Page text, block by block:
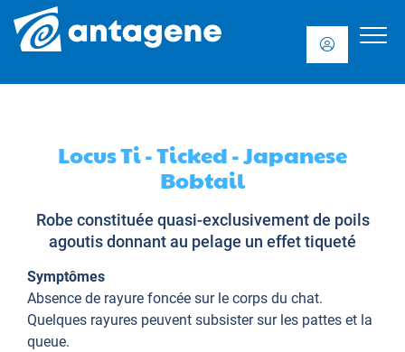
Locus Ti - Ticked - Japanese
Bobtail
Robe constituée quasi-exclusivement de poils
agoutis donnant au pelage un effet tiqueté
Symptômes
Absence de rayure foncée sur le corps du chat.
Quelques rayures peuvent subsister sur les pattes et la
queue.